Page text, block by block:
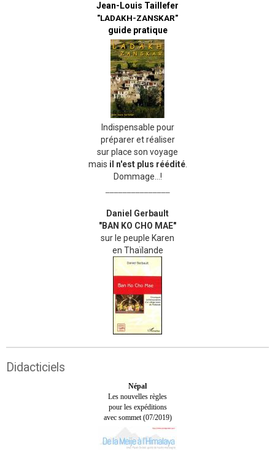
Jean-Louis Taillefer
"LADAKH-ZANSKAR"
guide pratique
Indispensable pour
préparer et réaliser
sur place son voyage
mais il n'est plus réédité.
Dommage...!
Daniel Gerbault
"BAN KO CHO MAE"
sur le peuple Karen
en Thaïlande
Didacticiels
Népal
Les nouvelles règles
pour les expéditions
avec sommet (07/2019)